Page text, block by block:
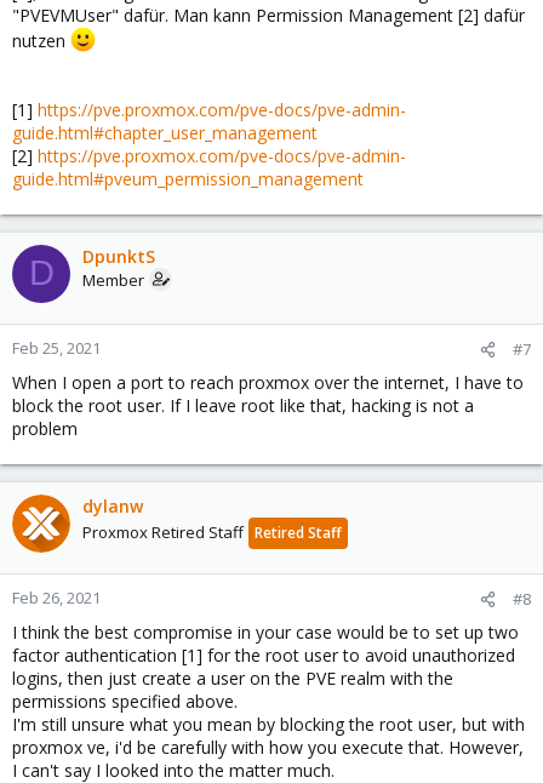
"PVEVMUser" dafür. Man kann Permission Management [2] dafür
nutzen
[1] https://pve.proxmox.com/pve-docs/pve-admin-
guide.html#chapter_user_management
[2] https://pve.proxmox.com/pve-docs/pve-admin-
guide.html#pveum_permission_management
D DpunktS
Member
Feb 25, 2021 #7
When I open a port to reach proxmox over the internet, I have to
block the root user. If I leave root like that, hacking is not a
problem
dylanw
Proxmox Retired Staff Retired Staff
Feb 26, 2021 #8
I think the best compromise in your case would be to set up two
factor authentication [1] for the root user to avoid unauthorized
logins, then just create a user on the PVE realm with the
permissions specified above.
I'm still unsure what you mean by blocking the root user, but with
proxmox ve, i'd be carefully with how you execute that. However,
I can't say I looked into the matter much.